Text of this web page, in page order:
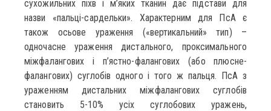
сухожильних піхв і м’яких тканин дає підстави для
назви «пальці-сардельки». Характерним для ПсА є
також осьове ураження («вертикальний» тип) –
одночасне ураження дистального, проксимального
міжфалангових і п’ястно-фалангових (або плюсне-
фалангових) суглобів одного і того ж пальця. ПсА з
ураженням дистальних міжфалангових суглобів
становить 5-10% усіх суглобових уражень,